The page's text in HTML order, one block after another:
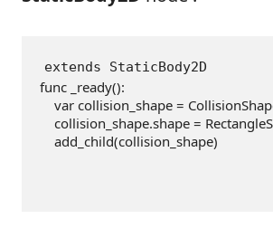
extends StaticBody2D
func _ready():
var collision_shape =
collision_shape.shape =
add_child(collision_shape)